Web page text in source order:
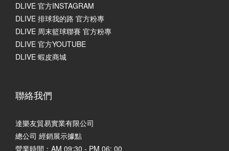
DLIVE 官方INSTAGRAM
DLIVE 排球我的路 官方粉專
DLIVE 周末籃球聯賽 官方粉專
DLIVE 官方YOUTUBE
DLIVE 蝦皮商城
聯絡我們
達樂友貿易實業有限公司
總公司 經銷展示據點
營業時間：AM 09:30 - PM 06: 00